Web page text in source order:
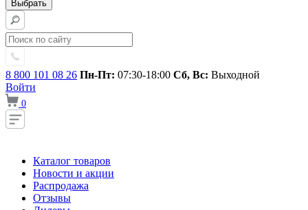
8 800 101 08 26 Пн-Пт: 07:30-18:00 Сб, Вс: Выходной
Войти
0
Каталог товаров
Новости и акции
Распродажа
Отзывы